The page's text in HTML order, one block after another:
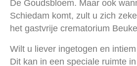
De Goudsbloem. Maar ook
Schiedam komt, zult u zich
het gastvrije crematorium
Wilt u liever ingetogen en
Dit kan in een speciale ruimte